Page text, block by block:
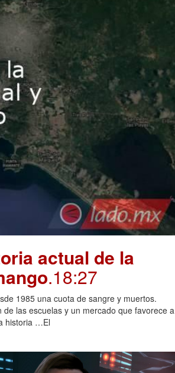
actual de la
.18:27
1985 una cuota de sangre y muertos.
las escuelas y un mercado que favorece a
historia …El